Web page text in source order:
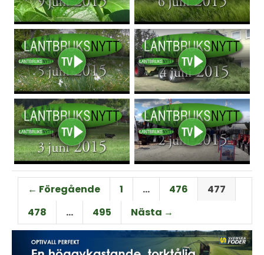
← Föregående 1 … 476
477
478
… 495 Nästa →